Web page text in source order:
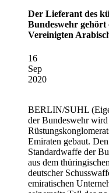
Der Lieferant des
Bundeswehr gehört
Vereinigten
16
Sep
2020
BERLIN/SUHL
der Bundeswehr
Emiraten gebaut.
Standardwaffe der
aus dem
deutscher
emiratischen